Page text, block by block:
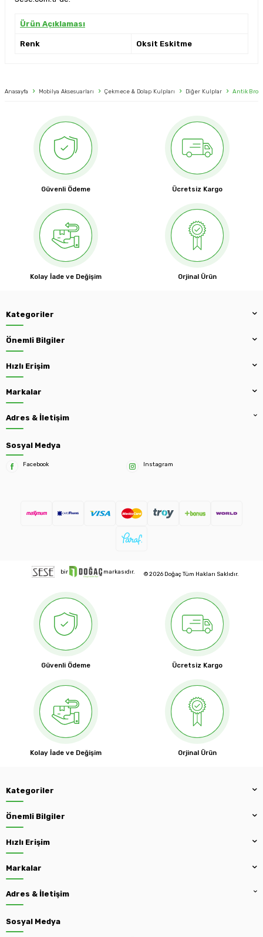
Ürün Açıklaması
Renk Oksit Eskitme
Anasayfa Mobilya Aksesuarları Çekmece & Dolap Kulpları Diğer Kulplar Antik
Güvenli Ödeme Ücretsiz Kargo
Kolay İade ve Değişim Orjinal Ürün
Kategoriler
Önemli Bilgiler
Hızlı Erişim
Markalar
Adres & İletişim
Sosyal Medya
Facebook Instagram
bir markasıdır. © 2026 Doğaç Tüm Hakları Saklıdır.
Güvenli Ödeme Ücretsiz Kargo
Kolay İade ve Değişim Orjinal Ürün
Kategoriler
Önemli Bilgiler
Hızlı Erişim
Markalar
Adres & İletişim
Sosyal Medya